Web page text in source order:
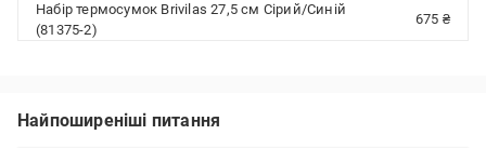
Набір термосумок Brivilas 27,5 см Сірий/Синій
(81375-2)
675 ₴
Найпоширеніші питання